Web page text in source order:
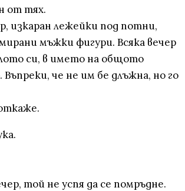
от тях.
изкаран лежейки под потни,
мъжки фигури. Всяка вечер
си, в името на общото
Въпреки, че не им бе длъжна, но го
той не успя да се помръдне.